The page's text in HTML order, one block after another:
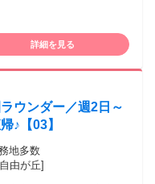
詳細を見る
ウンダー／週2日～
♪【03】
地多数
由が丘]